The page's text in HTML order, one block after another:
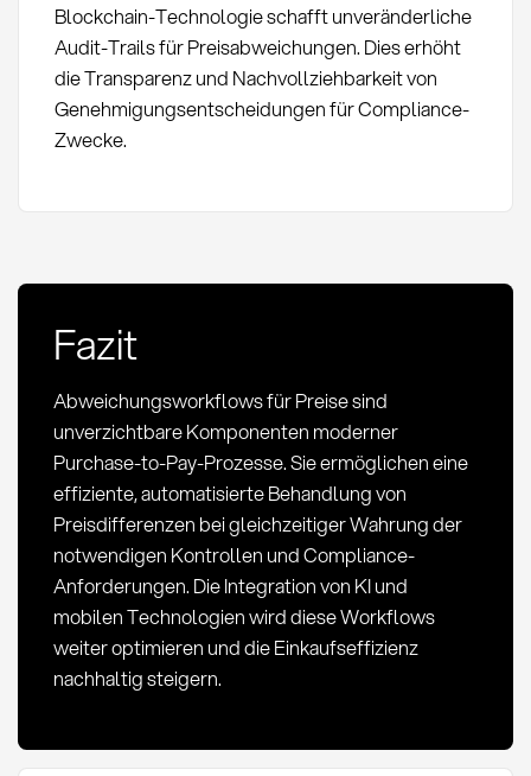
Blockchain-Technologie schafft unveränderliche
Audit-Trails für Preisabweichungen. Dies erhöht
die Transparenz und Nachvollziehbarkeit von
Genehmigungsentscheidungen für Compliance-
Zwecke.
Fazit
Abweichungsworkflows für Preise sind
unverzichtbare Komponenten moderner
Purchase-to-Pay-Prozesse. Sie ermöglichen eine
effiziente, automatisierte Behandlung von
Preisdifferenzen bei gleichzeitiger Wahrung der
notwendigen Kontrollen und Compliance-
Anforderungen. Die Integration von KI und
mobilen Technologien wird diese Workflows
weiter optimieren und die Einkaufseffizienz
nachhaltig steigern.